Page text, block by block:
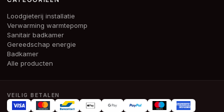
Loodgieterij installatie
Verwarming warmtepomp
Sanitair badkamer
Gereedschap energie
Badkamer
Alle producten
VEILIG BETALEN